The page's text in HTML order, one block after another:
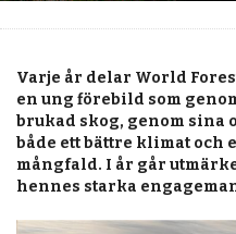
Varje år delar World
en ung förebild som
brukad skog, genom
både ett bättre klimat
mångfald. I år går
hennes starka